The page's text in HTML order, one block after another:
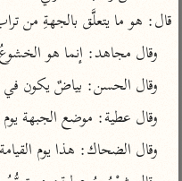
جمع الأقوال
تفسير ابن الجوزي
تفسير الماوردي
منتقاة
تفسير ابن القيم
أخرى
نظم
قال: هو ما يتعلَّق بالجهةِ من
وقال مجاهد: إنما هو
وقال الحسن: بياضٌ يكون في
وقال عطية: موضع الجبهة يوم
وقال الضحاك: هذا يوم